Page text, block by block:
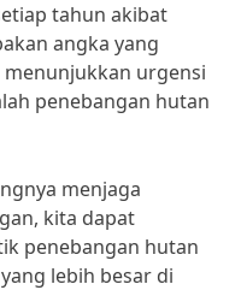
tahun akibat
angka yang
urgensi
penebangan hutan
menjaga
kita dapat
penebangan hutan
lebih besar di